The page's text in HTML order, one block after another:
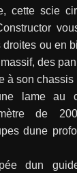
cette scie
ou en
des
à son chassis
lame au
de
dune
dun